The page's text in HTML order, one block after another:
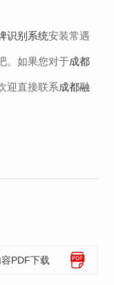
识别系统安装常遇
。如果您对于成都
迎直接联系成都融
PDF下载